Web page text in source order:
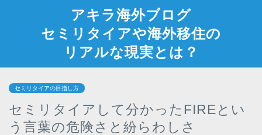
アキラ海外ブログ
セミリタイアや海外移住の
リアルな現実とは？
セミリタイアの目指し方
セミリタイアして分かったFIREとい
う言葉の危険さと紛らわしさ